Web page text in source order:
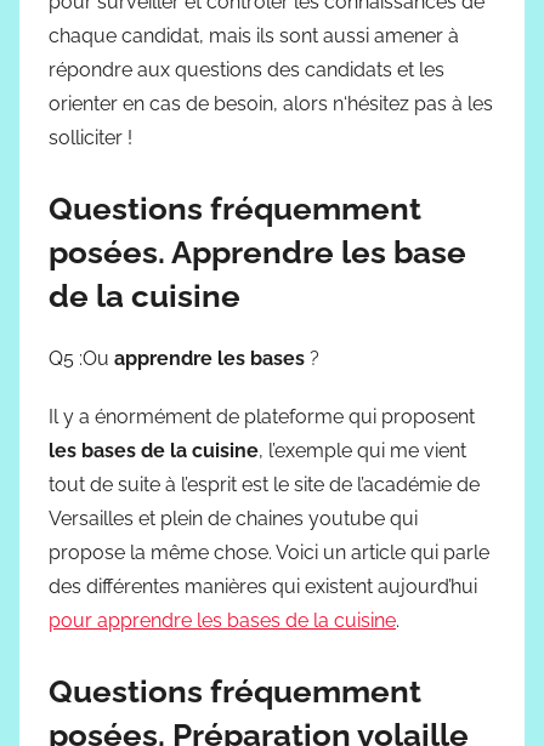
chaque candidat, mais ils sont aussi amener à
répondre aux questions des candidats et les
orienter en cas de besoin, alors n‘hésitez pas à les
solliciter !
Questions fréquemment
posées. Apprendre les base
de la cuisine
Q5 :Ou apprendre les bases ?
Il y a énormément de plateforme qui proposent
les bases de la cuisine, l’exemple qui me vient
tout de suite à l’esprit est le site de l’académie de
Versailles et plein de chaines youtube qui
propose la même chose. Voici un article qui parle
des différentes manières qui existent aujourd’hui
pour apprendre les bases de la cuisine.
Questions fréquemment
posées. Préparation volaille